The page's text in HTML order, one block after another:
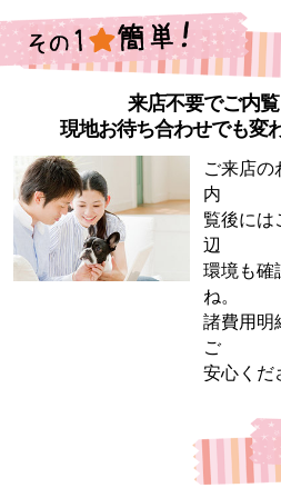
来店不要でご内
現地お待ち合わせでも変
ご来店の
内
覧後には
辺
環境も確
ね。
諸費用明
ご
安心くだ